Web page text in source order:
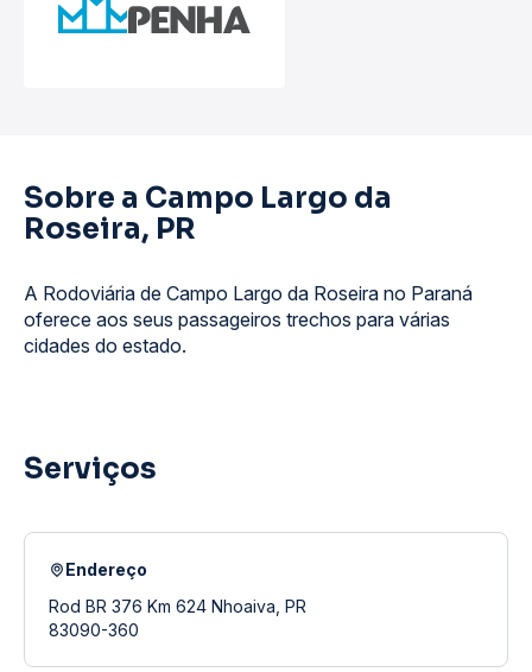
Sobre a Campo Largo da
Roseira, PR
A Rodoviária de Campo Largo da Roseira no Paraná
oferece aos seus passageiros trechos para várias
cidades do estado.
Serviços
Endereço
Rod BR 376 Km 624 Nhoaiva, PR
83090-360